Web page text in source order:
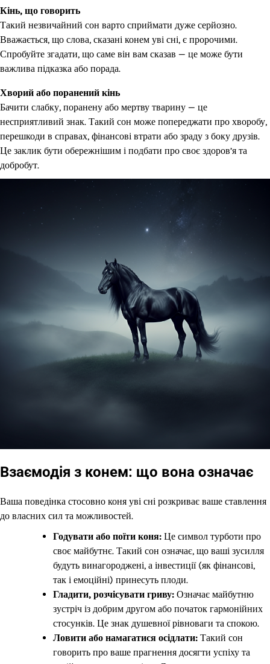
Кінь, що говорить
Такий незвичайний сон варто сприймати дуже серйозно.
Вважається, що слова, сказані конем уві сні, є пророчими.
Спробуйте згадати, що саме він вам сказав — це може бути
важлива підказка або порада.
Хворий або поранений кінь
Бачити слабку, поранену або мертву тварину — це
несприятливий знак. Такий сон може попереджати про хворобу,
перешкоди в справах, фінансові втрати або зраду з боку друзів.
Це заклик бути обережнішим і подбати про своє здоров’я та
добробут.
Взаємодія з конем: що вона означає
Ваша поведінка стосовно коня уві сні розкриває ваше ставлення
до власних сил та можливостей.
Годувати або поїти коня: Це символ турботи про
своє майбутнє. Такий сон означає, що ваші зусилля
будуть винагороджені, а інвестиції (як фінансові,
так і емоційні) принесуть плоди.
Гладити, розчісувати гриву: Означає майбутню
зустріч із добрим другом або початок гармонійних
стосунків. Це знак душевної рівноваги та спокою.
Ловити або намагатися осідлати: Такий сон
говорить про ваше прагнення досягти успіху та